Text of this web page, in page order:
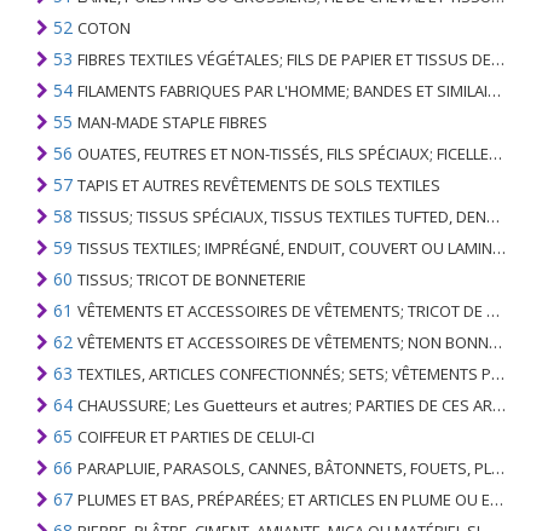
52 COTON
53 FIBRES TEXTILES VÉGÉTALES; FILS DE PAPIER ET TISSUS DE FILS DE PAPIER
54 FILAMENTS FABRIQUES PAR L'HOMME; BANDES ET SIMILAIRES DE MATIERES TEXTILES SYNTHETIQUES
55 MAN-MADE STAPLE FIBRES
56 OUATES, FEUTRES ET NON-TISSÉS, FILS SPÉCIAUX; FICELLES, CORDES, CORDES, CÂBLES ET ARTICLES ASSOCIÉS
57 TAPIS ET AUTRES REVÊTEMENTS DE SOLS TEXTILES
58 TISSUS; TISSUS SPÉCIAUX, TISSUS TEXTILES TUFTED, DENTELLE, TAPISSERIES, GARNITURES, BRODERIES
59 TISSUS TEXTILES; IMPRÉGNÉ, ENDUIT, COUVERT OU LAMINÉ; ARTICLES TEXTILES D'UN TYPE ADAPTÉ À L'USAGE INDUSTRIEL
60 TISSUS; TRICOT DE BONNETERIE
61 VÊTEMENTS ET ACCESSOIRES DE VÊTEMENTS; TRICOT DE BONNETERIE
62 VÊTEMENTS ET ACCESSOIRES DE VÊTEMENTS; NON BONNETERIE
63 TEXTILES, ARTICLES CONFECTIONNÉS; SETS; VÊTEMENTS PORTÉS ET ARTICLES TEXTILES USÉS; RAGS
64 CHAUSSURE; Les Guetteurs et autres; PARTIES DE CES ARTICLES
65 COIFFEUR ET PARTIES DE CELUI-CI
66 PARAPLUIE, PARASOLS, CANNES, BÂTONNETS, FOUETS, PLANTES DE CONDUITE; ET LEURS PARTIES
67 PLUMES ET BAS, PRÉPARÉES; ET ARTICLES EN PLUME OU EN BAS; FLEURS ARTIFICIELLES; ARTICLES DE CHEVEUX HUMAINS